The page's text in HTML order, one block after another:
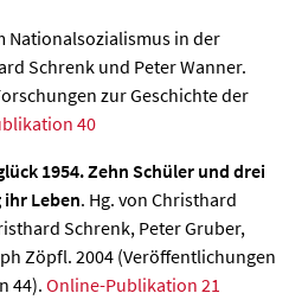
Nationalsozialismus in der
Schrenk und Peter Wanner.
zur Geschichte der
40
1954. Zehn Schüler und drei
Leben. Hg. von Christhard
Schrenk, Peter Gruber,
Zöpfl. 2004 (Veröffentlichungen
44). Online-Publikation 21